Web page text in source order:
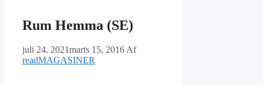
Rum Hemma (SE)
juli 24, 2021marts 15, 2016Af
readMAGASINER